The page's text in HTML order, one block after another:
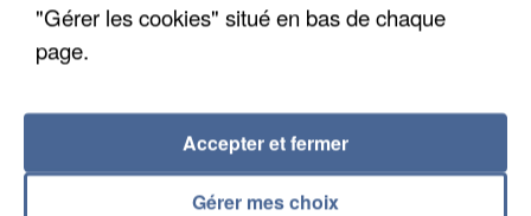
"Gérer les cookies" situé en bas de chaque
page.
Gérer mes choix
Accepter et fermer